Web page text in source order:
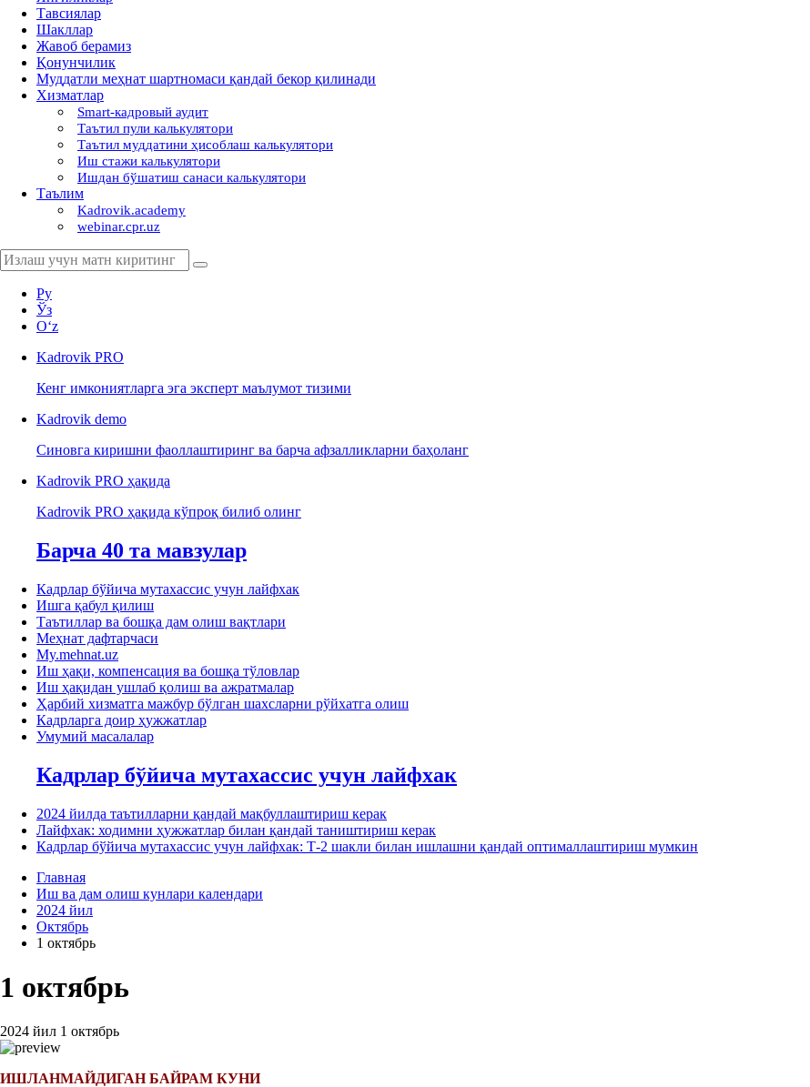
Тавсиялар
Шакллар
Жавоб берамиз
Қонунчилик
Муддатли меҳнат шартномаси қандай бекор қилинади
Хизматлар
Smart-кадровый аудит
Таътил пули калькулятори
Таътил муддатини ҳисоблаш калькулятори
Иш стажи калькулятори
Ишдан бўшатиш санаси калькулятори
Таълим
Kadrovik.academy
webinar.cpr.uz
Ру
Ўз
Oʻz
Kadrovik PRO
Кенг имкониятларга эга эксперт маълумот тизими
Kadrovik demo
Синовга киришни фаоллаштиринг ва барча афзалликларни баҳоланг
Kadrovik PRO ҳақида
Kadrovik PRO ҳақида кўпроқ билиб олинг
Барча 40 та мавзулар
Кадрлар бўйича мутахассис учун лайфхак
Ишга қабул қилиш
Таътиллар ва бошқа дам олиш вақтлари
Меҳнат дафтарчаси
My.mehnat.uz
Иш ҳақи, компенсация ва бошқа тўловлар
Иш ҳақидан ушлаб қолиш ва ажратмалар
Ҳарбий хизматга мажбур бўлган шахсларни рўйхатга олиш
Кадрларга доир ҳужжатлар
Умумий масалалар
Кадрлар бўйича мутахассис учун лайфхак
2024 йилда таътилларни қандай мақбуллаштириш керак
Лайфхак: ходимни ҳужжатлар билан қандай таништириш керак
Кадрлар бўйича мутахассис учун лайфхак: Т-2 шакли билан ишлашни қандай оптималлаштириш мумкин
Главная
Иш ва дам олиш кунлари календари
2024 йил
Октябрь
1 октябрь
1 октябрь
2024 йил 1 октябрь
ИШЛАНМАЙДИГАН БАЙРАМ КУНИ